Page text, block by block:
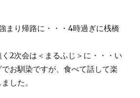
まり帰路に・・・4時過ぎに桟橋
2次会は＜まるふじ＞に・・・い
お馴染ですが、食べて話して楽
した。